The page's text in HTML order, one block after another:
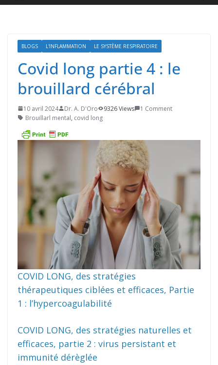
BLOGS L'INFLAMMATION LE SYSTÈME RESPIRATOIRE
Covid long partie 4 : le
brouillard cérébral
10 avril 2024 Dr. A. D'Oro 9326 Views
1 Comment
Brouillarl mental, covid long
COVID LONG, des stratégies
thérapeutiques ciblées et efficaces, Partie
1 : l’hypercoagulabilité
COVID LONG, des stratégies naturelles et
efficaces, partie 2 : virus persistant et
immunité dérèglée